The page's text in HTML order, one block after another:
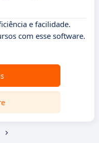
e facilidade.
com esse software.